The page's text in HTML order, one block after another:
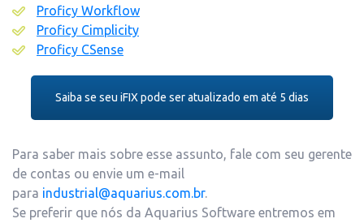
Proficy Workflow
Proficy Cimplicity
Proficy CSense
Saiba se seu iFIX pode ser atualizado em até 5 dias
Para saber mais sobre esse assunto, fale com seu gerente
de contas ou envie um e-mail
para industrial@aquarius.com.br.
Se preferir que nós da Aquarius Software entremos em